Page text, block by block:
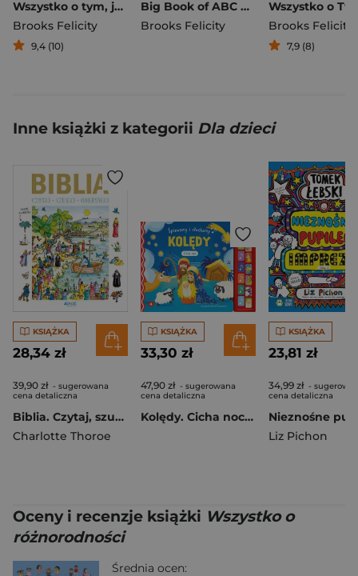
Wszystko o tym, jak będzie w szkole
Brooks Felicity
9,4 (10)
Big Book of ABC wer. angielska
Brooks Felicity
Brooks Felicity
7,9 (8)
Inne książki z kategorii Dla dzieci
KSIĄŻKA
28,34 zł
39,90 zł - sugerowana
cena detaliczna
Biblia. Czytaj, szukaj, odkrywaj
Charlotte Thoroe
KSIĄŻKA
33,30 zł
47,90 zł - sugerowana
cena detaliczna
Kolędy. Cicha noc. Śpiewamy i słuchamy
KSIĄŻKA
23,81 zł
34,99 zł -
cena detaliczna
Liz Pichon
Oceny i recenzje książki Wszystko o
różnorodności
Średnia ocen: